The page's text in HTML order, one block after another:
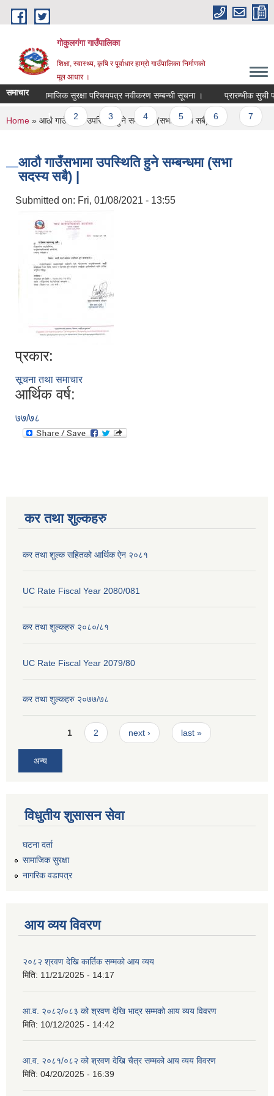
Skip to main content
गोकुलगंगा गाउँपालिका
शिक्षा, स्वास्थ्य, कृषि र पूर्वाधार हाम्रो गाउँपालिका निर्माणको
मूल आधार ।
समाचार सामाजिक सुरक्षा परिचयपत्र नवीकरण सम्बन्धी सूचना । प्रारम्भीक सुची
Pages
1
You are here
Home » आठौ गाउँसभामा उपस्थिति हुने सम्बन्धमा (सभा सदस्य सबै) |
आठौ गाउँसभामा उपस्थिति हुने सम्बन्धमा (सभा
सदस्य सबै) |
Submitted on: Fri, 01/08/2021 - 13:55
प्रकार:
सूचना तथा समाचार
आर्थिक वर्ष:
७७/७८
कर तथा शुल्कहरु
कर तथा शुल्क सहितको आर्थिक ऐन २०८१
UC Rate Fiscal Year 2080/081
कर तथा शुल्कहरु २०८०/८१
UC Rate Fiscal Year 2079/80
कर तथा शुल्कहरु २०७७/७८
Pages1 2 next › last »
अन्य
विधुतीय शुसासन सेवा
घटना दर्ता
सामाजिक सुरक्षा
नागरिक वडापत्र
आय व्यय विवरण
२०८२ श्रवण देखि कार्तिक सम्मको आय व्यय
मिति: 11/21/2025 - 14:17
आ.व. २०८२/०८३ को श्रवण देखि भाद्र सम्मको आय व्यय विवरण
मिति: 10/12/2025 - 14:42
आ.व. २०८१/०८२ को श्रवण देखि चैत्र सम्मको आय व्यय विवरण
मिति: 04/20/2025 - 16:39